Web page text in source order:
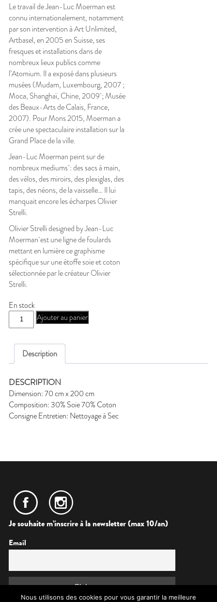
Le travail de Jean-Luc Moerman est
connu internationalement, notamment
par son intervention à Art Unlimited,
Artbasel, en 2005 en Suisse, ses
fresques et installations dans de
nombreux lieux publics comme
l’Atomium. Il a exposé dans plusieurs
musées (Mudam, Luxembourg, 2007 ;
Moca, Shanghaï, Chine, 2009 ; Musée
des Beaux-Arts de Calais, France,
2007). Pour Mons 2015, Moerman a
crée une spectaculaire installation sur la
Grand Place de la ville.
Jean-Luc Moerman peint sur de
nombreux mediums : des sacs à main,
des vélos, des miroirs, des plexiglas, des
tapis, des néons, de la vaisselle… Il lui
manquait encore les écharpes Olivier
Strelli.
Olivier Strelli designed by Jean-Luc
Moerman est une ligne de foulards
mettant en lumière ce graphisme
spécifique sur une étoffe soie et coton
sélectionnée par le créateur Olivier
Strelli.
En stock
quantité
de
MOERMAN
D
Ajouter au panier
Description
DESCRIPTION
Dimension: 70 cm x 200 cm
Composition: 30% Soie 70% Coton
Consigne Entretien: Nettoyage à Sec
Je souhaite m’inscrire à la newsletter (max 10/an)
Email
Nous utilisons des cookies pour vous garantir la meilleure